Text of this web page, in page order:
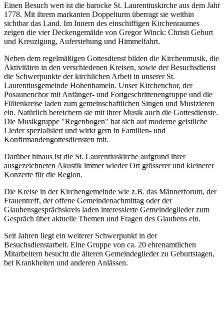
Einen Besuch wert ist die barocke St. Laurentiuskirche aus dem Jahr
1778. Mit ihrem markanten Doppelturm überragt sie weithin
sichtbar das Land. Im Innern des einschiffigen Kirchenraumes
zeigen die vier Deckengemälde von Gregor Winck: Christi Geburt
und Kreuzigung, Auferstehung und Himmelfahrt.
Neben dem regelmäßigen Gottesdienst bilden die Kirchenmusik, die
Aktivitäten in den verschiedenen Kreisen, sowie der Besuchsdienst
die Schwerpunkte der kirchlichen Arbeit in unserer St.
Laurentiusgemeinde Hohenhameln. Unser Kirchenchor, der
Posaunenchor mit Anfänger- und Fortgeschrittenengruppe und die
Flötenkreise laden zum gemeinschaftlichen Singen und Musizieren
ein. Natürlich bereichern sie mit ihrer Musik auch die Gottesdienste.
Die Musikgruppe "Regenbogen" hat sich auf moderne geistliche
Lieder spezialisiert und wirkt gern in Familien- und
Konfirmandengottesdiensten mit.
Darüber hinaus ist die St. Laurentiuskirche aufgrund ihrer
ausgezeichneten Akustik immer wieder Ort grösserer und kleinerer
Konzerte für die Region.
Die Kreise in der Kirchengemeinde wie z.B. das Männerforum, der
Frauentreff, der offene Gemeindenachmittag oder der
Glaubensgesprächskreis laden interessierte Gemeindeglieder zum
Gespräch über aktuelle Themen und Fragen des Glaubens ein.
Seit Jahren liegt ein weiterer Schwerpunkt in der
Besuchsdienstarbeit. Eine Gruppe von ca. 20 ehrenamtlichen
Mitarbeitern besucht die älteren Gemeindeglieder zu Geburtstagen,
bei Krankheiten und anderen Anlässen.